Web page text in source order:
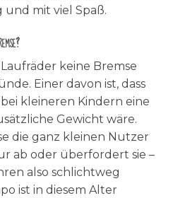
mit viel Spaß.
Laufräder keine Bremse
Einer davon ist, dass
kleineren Kindern eine
Gewicht wäre.
die ganz kleinen Nutzer
ab oder überfordert sie –
also schlichtweg
ist in diesem Alter